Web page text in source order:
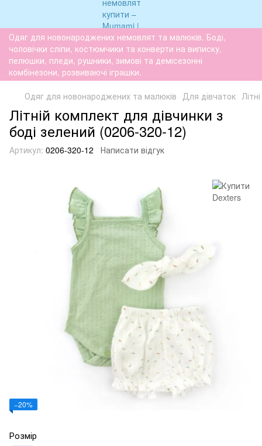
Одяг для новонароджених немовлят та малюків. Боді,
чоловічки сліпи, костюмчики та конверти на виписку,
пелюшки, пледи, рушники, зимові та демісезонні
комбінезони, розвиваючі іграшки.
Одяг для новонароджених та малюків Для дівчаток
Літній комплект для дівчинки з
боді зелений (0206-320-12)
Артикул: 0206-320-12 Написати відгук
−20%
Розмір